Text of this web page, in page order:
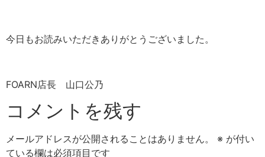
今日もお読みいただきありがとうございました。
FOARN店長 山口公乃
コメントを残す
メールアドレスが公開されることはありません。 ※ が付い
ている欄は必須項目です